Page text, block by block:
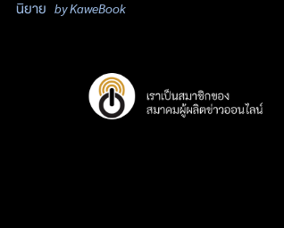
นิยาย by KaweBook